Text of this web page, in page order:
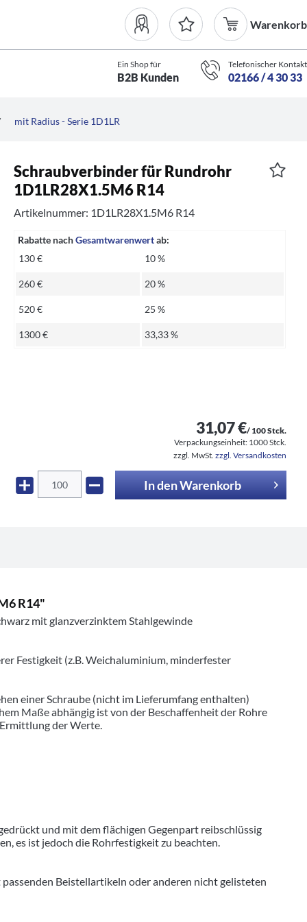
Warenkorb
Ein Shop für
B2B Kunden
Telefonischer Kontakt
02166 / 4 30 33
mit Radius - Serie 1D1LR
Schraubverbinder für Rundrohr
1D1LR28X1.5M6 R14
Artikelnummer: 1D1LR28X1.5M6 R14
Rabatte nachGesamtwarenwertab:
130 €
10 %
260 € 20 %
520 € 25 %
1300 € 33,33 %
31,07 €/ 100 Stck.
Verpackungseinheit: 1000 Stck.
zzgl. MwSt. zzgl. Versandkosten
In denWarenkorb
R14"
mit glanzverzinktem Stahlgewinde
Festigkeit (z.B. Weichaluminium, minderfester
einer Schraube (nicht im Lieferumfang enthalten)
Maße abhängig ist von der Beschaffenheit der Rohre
der Werte.
und mit dem flächigen Gegenpart reibschlüssig
es ist jedoch die Rohrfestigkeit zu beachten.
Beistellartikeln oder anderen nicht gelisteten